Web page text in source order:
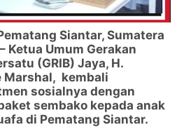
Siantar, Sumatera
Ketua Umum Gerakan
(GRIB) Jaya, H.
Marshal, kembali
sosialnya dengan
sembako kepada anak
di Pematang Siantar.